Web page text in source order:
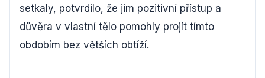
setkaly, potvrdilo, že jim pozitivní přístup a
důvěra v vlastní tělo pomohly projít tímto
obdobím bez větších obtíží.